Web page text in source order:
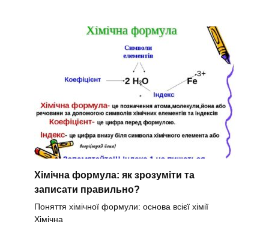
Хімічна формула: як зрозуміти та
записати правильно?
Поняття хімічної формули: основа всієї хімії
Хімічна